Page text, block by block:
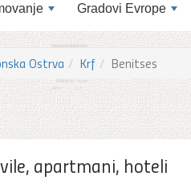
Gradovi Evrope
Ostrva Krf Benitses
apartmani, hoteli